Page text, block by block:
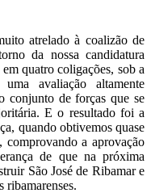
atrelado à coalizão de
da nossa candidatura
quatro coligações, sob a
avaliação altamente
conjunto de forças que se
E o resultado foi a
quando obtivemos quase
comprovando a aprovação
de que na próxima
São José de Ribamar e
ribamarenses.